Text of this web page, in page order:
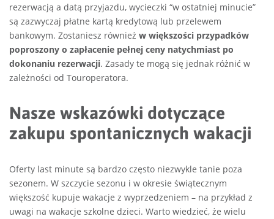
rezerwacją a datą przyjazdu, wycieczki “w ostatniej minucie”
są zazwyczaj płatne kartą kredytową lub przelewem
bankowym. Zostaniesz również w większości przypadków
poproszony o zapłacenie pełnej ceny natychmiast po
dokonaniu rezerwacji. Zasady te mogą się jednak różnić w
zależności od Touroperatora.
Nasze wskazówki dotyczące
zakupu spontanicznych wakacji
Oferty last minute są bardzo często niezwykle tanie poza
sezonem. W szczycie sezonu i w okresie świątecznym
większość kupuje wakacje z wyprzedzeniem – na przykład z
uwagi na wakacje szkolne dzieci. Warto wiedzieć, że wielu